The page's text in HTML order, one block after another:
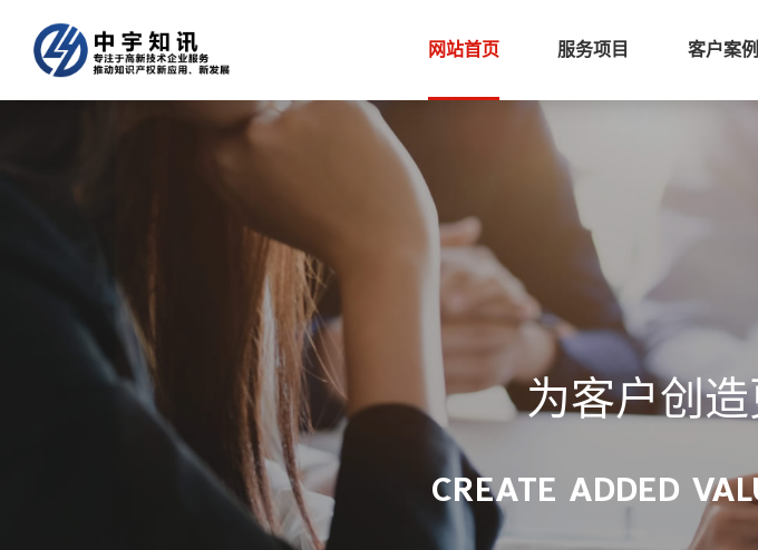
网站首页 服务项目 客户案例
为客户创
CREATE ADDED